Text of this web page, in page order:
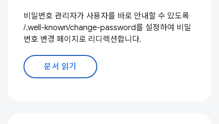
비밀번호 관리자가 사용자를 바로 안내할 수 있도록
/.well-known/change-password를 설정하여 비밀
번호 변경 페이지로 리디렉션합니다.
문서 읽기